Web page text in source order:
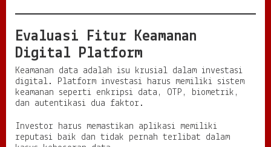
Evaluasi Fitur Keamanan
Digital Platform
Keamanan data adalah isu krusial dalam investasi
digital. Platform investasi harus memiliki sistem
keamanan seperti enkripsi data, OTP, biometrik,
dan autentikasi dua faktor.
Investor harus memastikan aplikasi memiliki
reputasi baik dan tidak pernah terlibat dalam